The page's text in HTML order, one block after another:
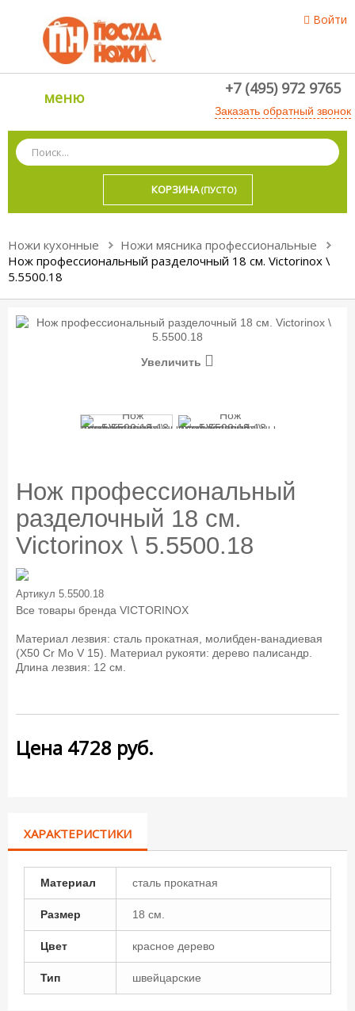
Войти
меню +7 (495) 972 9765
Заказать обратный звонок
КОРЗИНА (ПУСТО)
Ножи кухонные
Ножи мясника профессиональные
Нож профессиональный разделочный 18 см. Victorinox \
5.5500.18
Увеличить
Нож профессиональный
разделочный 18 см.
Victorinox \ 5.5500.18
Артикул 5.5500.18
Все товары бренда VICTORINOX
Материал лезвия: сталь прокатная, молибден-ванадиевая
(X50 Cr Mo V 15). Материал рукояти: дерево палисандр.
Длина лезвия: 12 см.
Цена 4728 руб.
ХАРАКТЕРИСТИКИ
Материал сталь прокатная
Размер 18 см.
Цвет красное дерево
Тип швейцарские